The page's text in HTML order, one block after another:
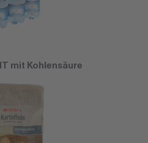
mit Kohlensäure